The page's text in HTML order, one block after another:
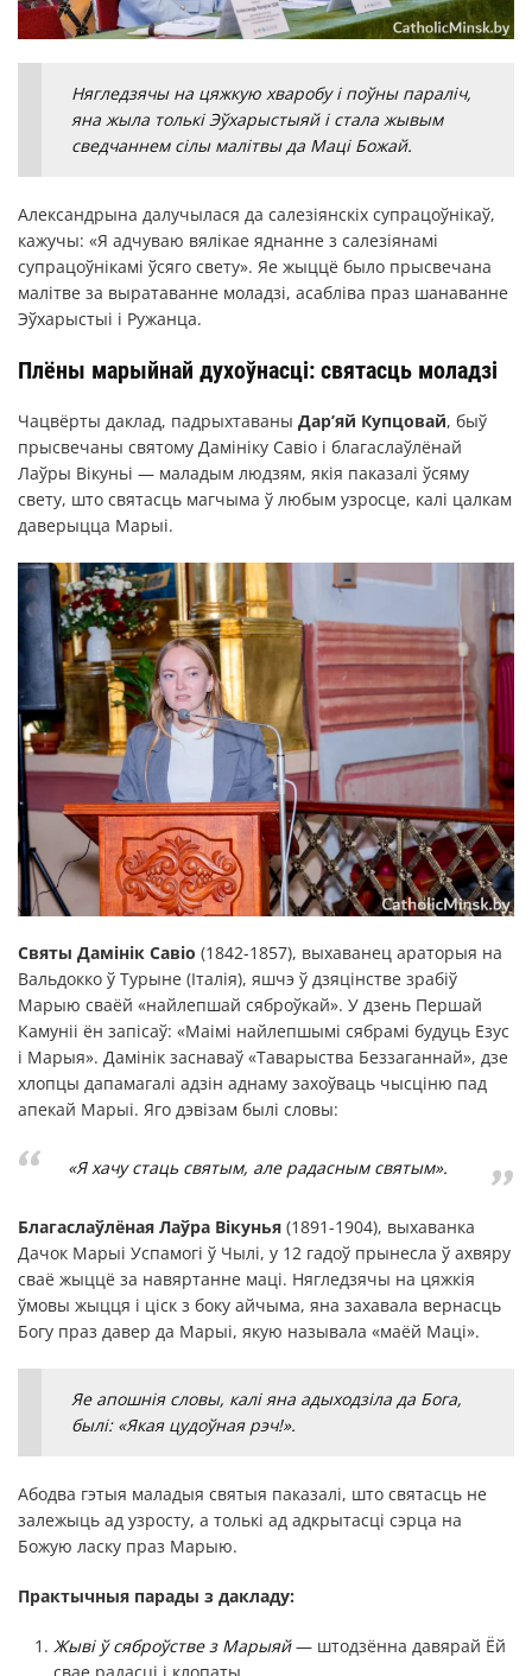
Нягледзячы на цяжкую хваробу і поўны параліч,
яна жыла толькі Эўхарыстыяй і стала жывым
сведчаннем сілы малітвы да Маці Божай.
Александрына далучылася да салезіянскіх супрацоўнікаў,
кажучы: «Я адчуваю вялікае яднанне з салезіянамі
супрацоўнікамі ўсяго свету». Яе жыццё было прысвечана
малітве за выратаванне моладзі, асабліва праз шанаванне
Эўхарыстыі і Ружанца.
Плёны марыйнай духоўнасці: святасць моладзі
Чацвёрты даклад, падрыхтаваны Дар’яй Купцовай, быў
прысвечаны святому Дамініку Савіо і благаслаўлёнай
Лаўры Вікуньі — маладым людзям, якія паказалі ўсяму
свету, што святасць магчыма ў любым узросце, калі цалкам
даверыцца Марыі.
Святы Дамінік Савіо (1842-1857), выхаванец араторыя на
Вальдокко ў Турыне (Італія), яшчэ ў дзяцінстве зрабіў
Марыю сваёй «найлепшай сяброўкай». У дзень Першай
Камуніі ён запісаў: «Маімі найлепшымі сябрамі будуць Езус
і Марыя». Дамінік заснаваў «Таварыства Беззаганнай», дзе
хлопцы дапамагалі адзін аднаму захоўваць чысціню пад
апекай Марыі. Яго дэвізам былі словы:
«Я хачу стаць святым, але радасным святым».
Благаслаўлёная Лаўра Вікунья (1891-1904), выхаванка
Дачок Марыі Успамогі ў Чылі, у 12 гадоў прынесла ў ахвяру
сваё жыццё за навяртанне маці. Нягледзячы на цяжкія
ўмовы жыцця і ціск з боку айчыма, яна захавала вернасць
Богу праз давер да Марыі, якую называла «маёй Маці».
Яе апошнія словы, калі яна адыходзіла да Бога,
былі: «Якая цудоўная рэч!».
Абодва гэтыя маладыя святыя паказалі, што святасць не
залежыць ад узросту, а толькі ад адкрытасці сэрца на
Божую ласку праз Марыю.
Практычныя парады з дакладу:
Жыві ў сяброўстве з Марыяй— штодзённа давярай Ёй